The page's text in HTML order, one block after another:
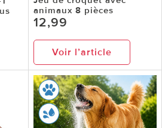
animaux 8 pièces
12,99
Voir l’article